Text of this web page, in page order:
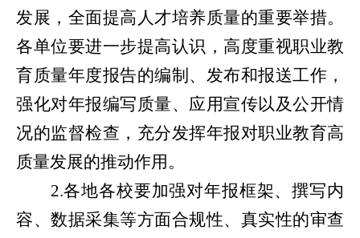
发展，全面提高人才培养质量的重要举措。
各单位要进一步提高认识，高度重视职业教
育质量年度报告的编制、发布和报送工作，
强化对年报编写质量、应用宣传以及公开情
况的监督检查，充分发挥年报对职业教育高
质量发展的推动作用。
2.各地各校要加强对年报框架、撰写内
容、数据采集等方面合规性、真实性的审查